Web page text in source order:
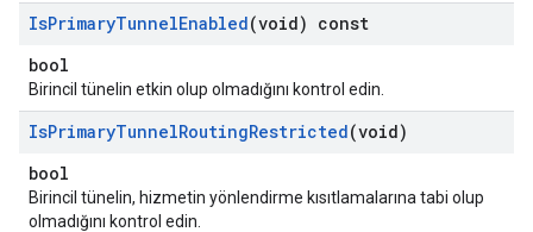
IsPrimaryTunnelEnabled(void) const
bool
Birincil tünelin etkin olup olmadığını kontrol edin.
IsPrimaryTunnelRoutingRestricted(void)
bool
Birincil tünelin, hizmetin yönlendirme kısıtlamalarına tabi olup
olmadığını kontrol edin.